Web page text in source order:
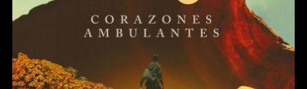
Corazones Ambulantes
(Single)